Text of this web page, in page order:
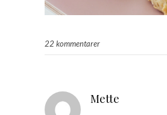
22 kommentarer
Mette